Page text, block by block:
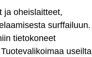
ja oheislaitteet,
surffailuun.
tietokoneet
useilta